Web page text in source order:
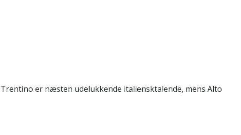
er næsten udelukkende italiensktalende, mens Alto